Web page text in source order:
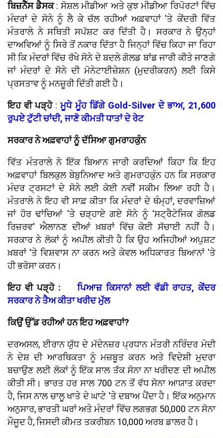
ਬਿਜ਼ਨੈੱਸ ਡੈਸਕ: ਸੋਸ਼ਲ ਮੀਡੀਆ ਅਤੇ ਕੁਝ ਮੀਡੀਆ ਰਿਪੋਰਟਾਂ ਵਿੱਚ
ਮੰਦਰਾਂ ਦੇ ਸੋਨੇ ਨੂੰ ਲੈ ਕੇ ਚੱਲ ਰਹੀਆਂ ਅਫ਼ਵਾਹਾਂ 'ਤੇ ਕੇਂਦਰੀ ਵਿੱਤ
ਮੰਤਰਾਲੇ ਨੇ ਸਥਿਤੀ ਸਪੱਸ਼ਟ ਕਰ ਦਿੱਤੀ ਹੈ। ਸਰਕਾਰ ਨੇ ਉਨ੍ਹਾਂ
ਦਾਅਵਿਆਂ ਨੂੰ ਸਿਰੇ ਤੋਂ ਨਕਾਰ ਦਿੱਤਾ ਹੈ ਜਿਨ੍ਹਾਂ ਵਿੱਚ ਕਿਹਾ ਜਾ ਰਿਹਾ
ਸੀ ਕਿ ਮੰਦਰਾਂ ਵਿੱਚ ਰੱਖੇ ਸੋਨੇ ਦੇ ਬਦਲੇ ਗੋਲਡ ਬਾਂਡ ਜਾਰੀ ਕੀਤੇ ਜਾਣਗੇ
ਜਾਂ ਮੰਦਰਾਂ ਦੇ ਸੋਨੇ ਦੀ ਮੋਨੇਟਾਈਜ਼ੇਸ਼ਨ (ਮੁਦਰੀਕਰਨ) ਲਈ ਕਿਸੇ
ਪ੍ਰਸਤਾਵ ਨੂੰ ਮਨਜ਼ੂਰੀ ਦਿੱਤੀ ਗਈ ਹੈ।
ਇਹ ਵੀ ਪੜ੍ਹੋ:ਮੂਧੇ ਮੂੰਹ ਡਿੱਗੇ Gold-Silver ਦੇ ਭਾਅ, 21,600
ਰੁਪਏ ਟੁੱਟੀ ਚਾਂਦੀ, ਜਾਣੋ ਕੀਮਤੀ ਧਾਤਾਂ ਦੇ ਰੇਟ
ਸਰਕਾਰ ਨੇ ਅਫ਼ਵਾਹਾਂ ਨੂੰ ਦੱਸਿਆ ਗੁਮਰਾਹਕੁੰਨ
ਵਿੱਤ ਮੰਤਰਾਲੇ ਨੇ ਇੱਕ ਬਿਆਨ ਜਾਰੀ ਕਰਦਿਆਂ ਕਿਹਾ ਕਿ ਇਹ
ਅਫ਼ਵਾਹਾਂ ਬਿਲਕੁਲ ਬੇਬੁਨਿਆਦ ਅਤੇ ਗੁਮਰਾਹਕੁੰਨ ਹਨ ਕਿ ਸਰਕਾਰ
ਮੰਦਰ ਟ੍ਰਸਟਾਂ ਦੇ ਸੋਨੇ ਲਈ ਕੋਈ ਨਵੀਂ ਸਕੀਮ ਲਿਆ ਰਹੀ ਹੈ।
ਮੰਤਰਾਲੇ ਨੇ ਇਹ ਵੀ ਸਾਫ਼ ਕੀਤਾ ਕਿ ਮੰਦਰਾਂ ਦੇ ਥੰਮ੍ਹਾਂ, ਦਰਵਾਜ਼ਿਆਂ
ਜਾਂ ਹੋਰ ਢਾਂਚਿਆਂ 'ਤੇ ਚੜ੍ਹਾਏ ਗਏ ਸੋਨੇ ਨੂੰ 'ਸਟ੍ਰੈਟੇਜਿਕ ਗੋਲਡ
ਰਿਜ਼ਰਵ' ਐਲਾਨਣ ਦੀਆਂ ਖ਼ਬਰਾਂ ਵਿੱਚ ਕੋਈ ਸੱਚਾਈ ਨਹੀਂ ਹੈ।
ਸਰਕਾਰ ਨੇ ਲੋਕਾਂ ਨੂੰ ਅਪੀਲ ਕੀਤੀ ਹੈ ਕਿ ਉਹ ਅਜਿਹੀਆਂ ਅਪੁਸ਼ਟ
ਖ਼ਬਰਾਂ 'ਤੇ ਵਿਸ਼ਵਾਸ ਨਾ ਕਰਨ ਅਤੇ ਕੇਵਲ ਅਧਿਕਾਰਤ ਬਿਆਨਾਂ 'ਤੇ
ਹੀ ਭਰੋਸਾ ਕਰਨ।
ਇਹ ਵੀ ਪੜ੍ਹੋ :
ਪਿਆਜ਼ ਕਿਸਾਨਾਂ ਲਈ ਵੱਡੀ ਰਾਹਤ, ਕੇਂਦਰ
ਸਰਕਾਰ ਨੇ ਤੈਅ ਕੀਤਾ ਖਰੀਦ ਮੁੱਲ
ਕਿਉਂ ਉੱਡ ਰਹੀਆਂ ਹਨ ਇਹ ਅਫ਼ਵਾਹਾਂ?
ਦਰਅਸਲ, ਈਰਾਨ ਯੁੱਧ ਦੇ ਮੱਦੇਨਜ਼ਰ ਪ੍ਰਧਾਨ ਮੰਤਰੀ ਨਰਿੰਦਰ ਮੋਦੀ
ਨੇ ਦੇਸ਼ ਦੀ ਆਰਥਿਕਤਾ ਨੂੰ ਮਜ਼ਬੂਤ ਕਰਨ ਅਤੇ ਵਿਦੇਸ਼ੀ ਮੁਦਰਾ
ਬਚਾਉਣ ਲਈ ਲੋਕਾਂ ਨੂੰ ਇੱਕ ਸਾਲ ਤੱਕ ਸੋਨਾ ਨਾ ਖਰੀਦਣ ਦੀ ਅਪੀਲ
ਕੀਤੀ ਸੀ। ਭਾਰਤ ਹਰ ਸਾਲ 700 ਟਨ ਤੋਂ ਵੱਧ ਸੋਨਾ ਆਯਾਤ ਕਰਦਾ
ਹੈ, ਜਿਸ ਨਾਲ ਚਾਲੂ ਖਾਤੇ ਦੇ ਘਾਟੇ 'ਤੇ ਦਬਾਅ ਪੈਂਦਾ ਹੈ। ਇੱਕ ਅਨੁਮਾਨ
ਅਨੁਸਾਰ, ਭਾਰਤੀ ਘਰਾਂ ਅਤੇ ਮੰਦਰਾਂ ਵਿੱਚ ਲਗਭਗ 50,000 ਟਨ ਸੋਨਾ
ਮੌਜੂਦ ਹੈ, ਜਿਸਦੀ ਕੀਮਤ ਤਕਰੀਬਨ 10,000 ਅਰਬ ਡਾਲਰ ਹੈ।